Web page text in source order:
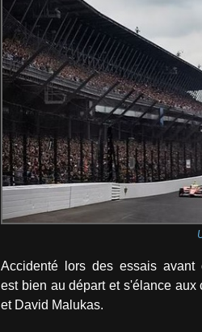
Accidenté lors des essais avant
est bien au départ et s'élance aux
et David Malukas.